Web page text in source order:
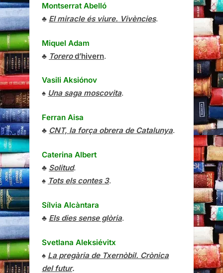
Montserrat Abelló
♣ El miracle és viure. Vivències.
Miquel Adam
♣ Torerod’hivern.
Vasili Aksiónov
♠ Una saga moscovita.
Ferran Aisa
♣ CNT, la força obrera de Catalunya.
Caterina Albert
♣ Solitud.
♠ Tots els contes 3.
Sílvia Alcàntara
♣ Els dies sense glòria.
Svetlana Aleksiévitx
♠ La pregària de Txernòbil. Crònica
del futur.